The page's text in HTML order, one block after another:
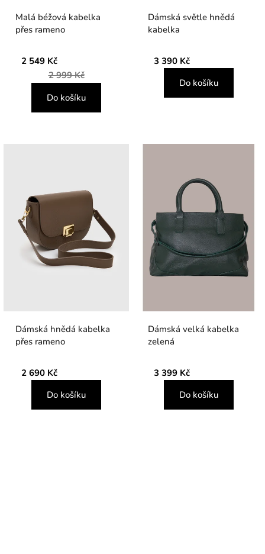
Malá béžová kabelka
přes rameno
2 549 Kč
2 999 Kč
Do košíku
Dámská světle hnědá
kabelka
3 390 Kč
Do košíku
Dámská hnědá kabelka
přes rameno
2 690 Kč
Do košíku
Dámská velká kabelka
zelená
3 399 Kč
Do košíku